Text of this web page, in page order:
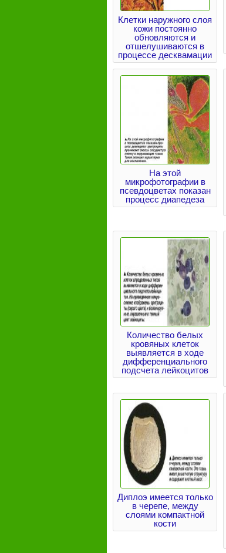
Клетки наружного слоя
кожи постоянно
обновляются и
отшелушиваются в
процессе десквамации
На этой
микрофотографии в
псевдоцветах показан
процесс диапедеза
Количество белых
кровяных клеток
выявляется в ходе
дифференциального
подсчета лейкоцитов
Диплоэ имеется только
в черепе, между
слоями компактной
кости